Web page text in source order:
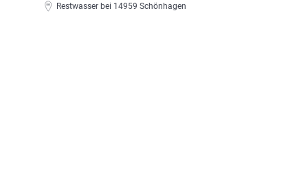
Restwasser bei 14959 Schönhagen